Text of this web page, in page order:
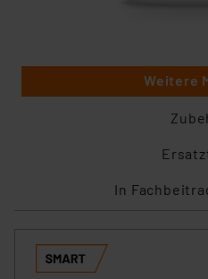
Weitere
In